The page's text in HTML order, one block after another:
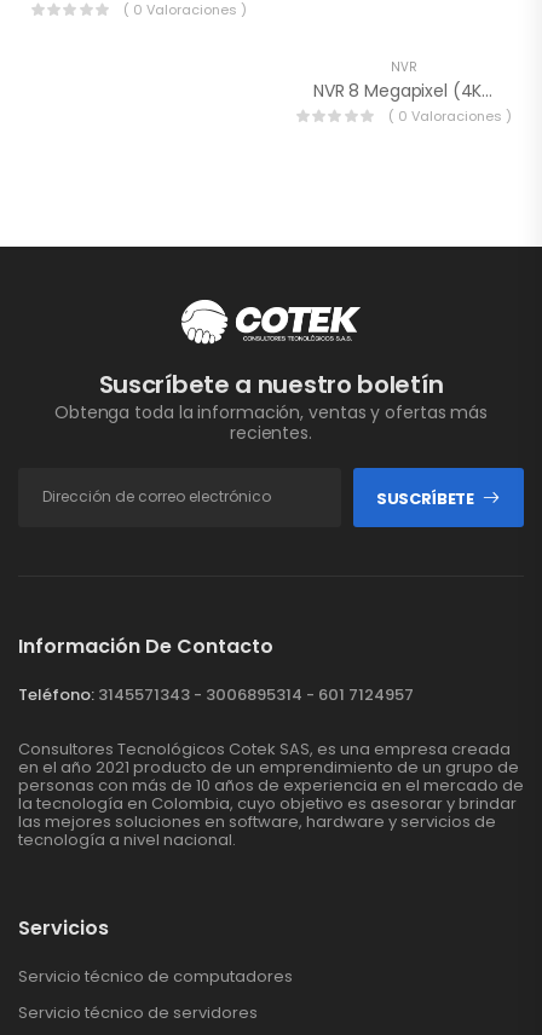
( 0 Valoraciones )
NVR
NVR 8 Megapixel (4K) / 32 Canales IP / 16 Puertos PoE+ / 4 Bahías De Disco Duro / Switch PoE 300 Mts / HDMI En 4K / Videoanaliticos
( 0 Valoraciones )
Suscríbete a nuestro boletín
Obtenga toda la información, ventas y ofertas más
recientes.
SUSCRÍBETE
Información De Contacto
Teléfono: 3145571343 - 3006895314 - 601 7124957
Consultores Tecnológicos Cotek SAS, es una empresa creada
en el año 2021 producto de un emprendimiento de un grupo de
personas con más de 10 años de experiencia en el mercado de
la tecnología en Colombia, cuyo objetivo es asesorar y brindar
las mejores soluciones en software, hardware y servicios de
tecnología a nivel nacional.
Servicios
Servicio técnico de computadores
Servicio técnico de servidores